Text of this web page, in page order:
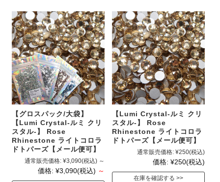
【グロスパック/大袋】
【Lumi Crystal-ルミ クリ
スタル-】 Rose
Rhinestone ライトコロラ
ドトパーズ【メール便可】
通常販売価格: ¥3,090(税込) ～
価格: ¥3,090(税込) ～
【Lumi Crystal-ルミ クリ
スタル-】 Rose
Rhinestone ライトコロラ
ドトパーズ【メール便可】
通常販売価格: ¥250(税込)
価格: ¥250(税込)
在庫を確認する